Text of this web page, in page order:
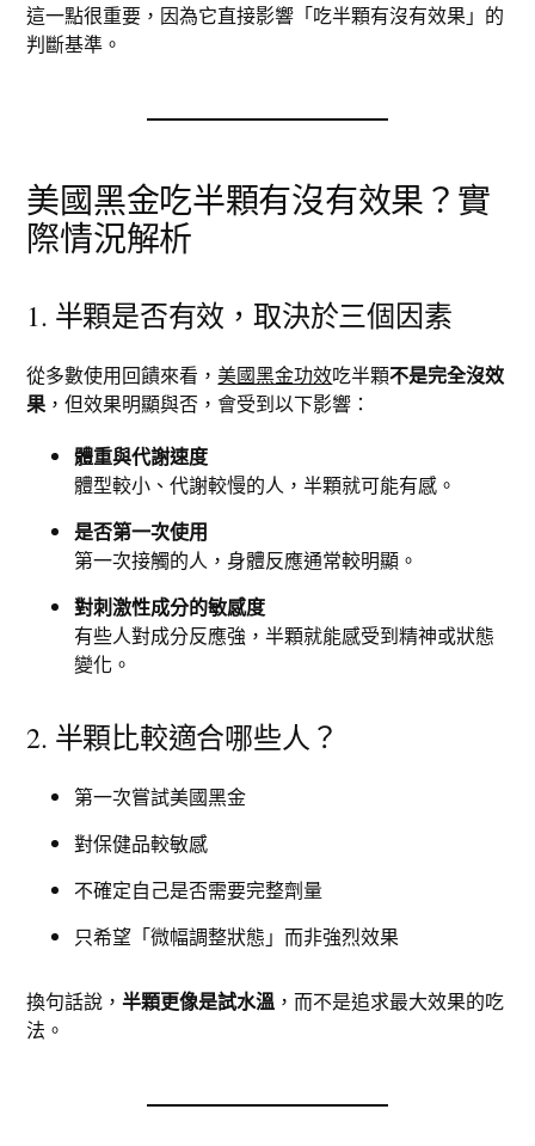
這一點很重要，因為它直接影響「吃半顆有沒有效果」的
判斷基準。
美國黑金吃半顆有沒有效果？實
際情況解析
1. 半顆是否有效，取決於三個因素
從多數使用回饋來看，美國黑金功效吃半顆不是完全沒效
果，但效果明顯與否，會受到以下影響：
體重與代謝速度
體型較小、代謝較慢的人，半顆就可能有感。
是否第一次使用
第一次接觸的人，身體反應通常較明顯。
對刺激性成分的敏感度
有些人對成分反應強，半顆就能感受到精神或狀態
變化。
2. 半顆比較適合哪些人？
第一次嘗試美國黑金
對保健品較敏感
不確定自己是否需要完整劑量
只希望「微幅調整狀態」而非強烈效果
換句話說，半顆更像是試水溫 ，而不是追求最大效果的吃
法。